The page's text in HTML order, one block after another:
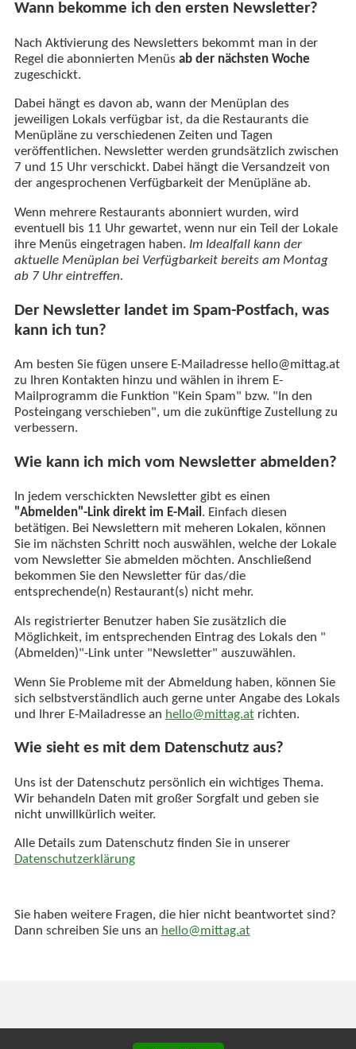
Wann bekomme ich den ersten Newsletter?
Nach Aktivierung des Newsletters bekommt man in der
Regel die abonnierten Menüs ab der nächsten Woche
zugeschickt.
Dabei hängt es davon ab, wann der Menüplan des
jeweiligen Lokals verfügbar ist, da die Restaurants die
Menüpläne zu verschiedenen Zeiten und Tagen
veröffentlichen. Newsletter werden grundsätzlich zwischen
7 und 15 Uhr verschickt. Dabei hängt die Versandzeit von
der angesprochenen Verfügbarkeit der Menüpläne ab.
Wenn mehrere Restaurants abonniert wurden, wird
eventuell bis 11 Uhr gewartet, wenn nur ein Teil der Lokale
ihre Menüs eingetragen haben. Im Idealfall kann der
aktuelle Menüplan bei Verfügbarkeit bereits am Montag
ab 7 Uhr eintreffen.
Der Newsletter landet im Spam-Postfach, was
kann ich tun?
Am besten Sie fügen unsere E-Mailadresse hello@mittag.at
zu Ihren Kontakten hinzu und wählen in ihrem E-
Mailprogramm die Funktion "Kein Spam" bzw. "In den
Posteingang verschieben", um die zukünftige Zustellung zu
verbessern.
Wie kann ich mich vom Newsletter abmelden?
In jedem verschickten Newsletter gibt es einen
"Abmelden"-Link direkt im E-Mail. Einfach diesen
betätigen. Bei Newslettern mit meheren Lokalen, können
Sie im nächsten Schritt noch auswählen, welche der Lokale
vom Newsletter Sie abmelden möchten. Anschließend
bekommen Sie den Newsletter für das/die
entsprechende(n) Restaurant(s) nicht mehr.
Als registrierter Benutzer haben Sie zusätzlich die
Möglichkeit, im entsprechenden Eintrag des Lokals den "
(Abmelden)"-Link unter "Newsletter" auszuwählen.
Wenn Sie Probleme mit der Abmeldung haben, können Sie
sich selbstverständlich auch gerne unter Angabe des Lokals
und Ihrer E-Mailadresse an hello@mittag.atrichten.
Wie sieht es mit dem Datenschutz aus?
Uns ist der Datenschutz persönlich ein wichtiges Thema.
Wir behandeln Daten mit großer Sorgfalt und geben sie
nicht unwillkürlich weiter.
Alle Details zum Datenschutz finden Sie in unserer
Datenschutzerklärung
Sie haben weitere Fragen, die hier nicht beantwortet sind?
Dann schreiben Sie uns an hello@mittag.at